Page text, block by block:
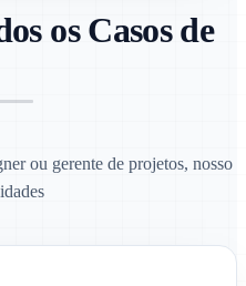
os Casos de
ou gerente de projetos, nosso